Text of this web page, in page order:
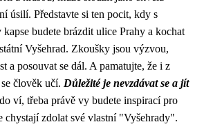
úsilí. Představte si ten pocit, kdy s
budete brázdit ulice Prahy a kochat
Vyšehrad. Zkoušky jsou výzvou,
a posouvat se dál. A pamatujte, že i z
člověk učí. Důležité je nevzdávat se a jít
ví, třeba právě vy budete inspirací pro
chystají zdolat své vlastní "Vyšehrady".